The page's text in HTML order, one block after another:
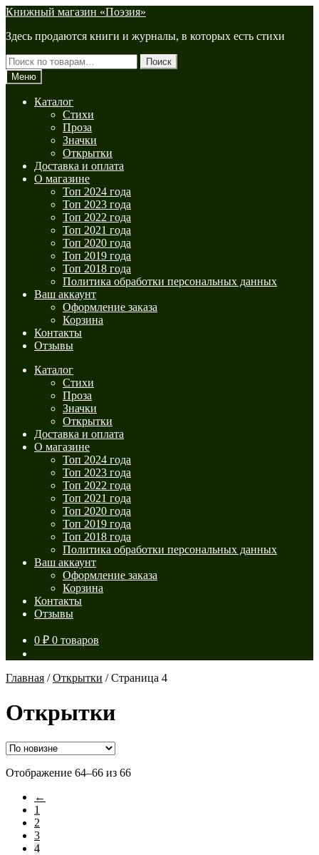
Перейти
навигации
Перейти
содержимому
Книжный магазин «Поэзия»
Здесь продаются книги и журналы, в которых есть стихи
Искать:
Поиск
Меню
Каталог
Стихи
Проза
Значки
Открытки
Доставка и оплата
О магазине
Топ 2024 года
Топ 2023 года
Топ 2022 года
Топ 2021 года
Топ 2020 года
Топ 2019 года
Топ 2018 года
Политика обработки персональных данных
Ваш аккаунт
Оформление заказа
Корзина
Контакты
Отзывы
Каталог
Стихи
Проза
Значки
Открытки
Доставка и оплата
О магазине
Топ 2024 года
Топ 2023 года
Топ 2022 года
Топ 2021 года
Топ 2020 года
Топ 2019 года
Топ 2018 года
Политика обработки персональных данных
Ваш аккаунт
Оформление заказа
Корзина
Контакты
Отзывы
0 ₽ 0 товаров
Главная /Открытки /Страница 4
Открытки
Отображение 64–66 из 66Сортировка:
←
1
2
3
4